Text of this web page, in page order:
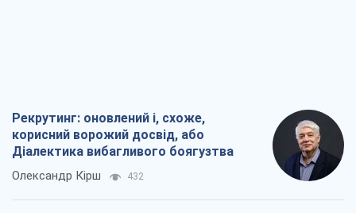
Рекрутинг: оновлений і, схоже,
корисний ворожий досвід, або
Діалектика вибагливого боягузтва
Олександр Кірш 432